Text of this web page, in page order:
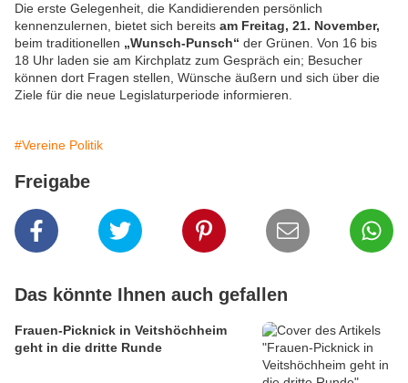
Die erste Gelegenheit, die Kandidierenden persönlich
kennenzulernen, bietet sich bereits am Freitag, 21. November,
beim traditionellen „Wunsch-Punsch“ der Grünen. Von 16 bis
18 Uhr laden sie am Kirchplatz zum Gespräch ein; Besucher
können dort Fragen stellen, Wünsche äußern und sich über die
Ziele für die neue Legislaturperiode informieren.
#Vereine Politik
Freigabe
Das könnte Ihnen auch gefallen
Frauen-Picknick in Veitshöchheim
geht in die dritte Runde